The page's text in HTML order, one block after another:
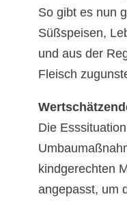
So gibt es nun
Süßspeisen,
und aus der
Fleisch
Die
kindgerechten
angepasst, um